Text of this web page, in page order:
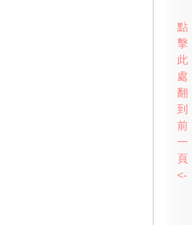
點
擊
此
處
翻
到
前
一
頁
<-